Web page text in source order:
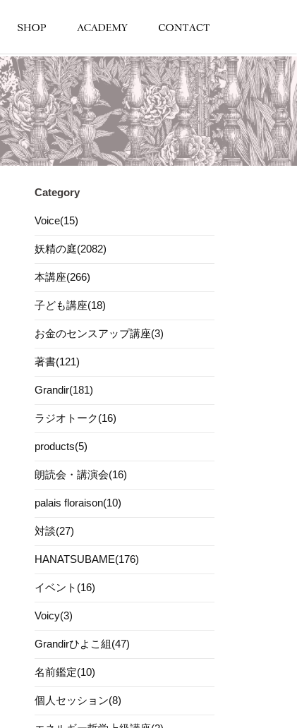
Category
Voice(15)
妖精の庭(2082)
本講座(266)
子ども講座(18)
お金のセンスアップ講座(3)
著書(121)
Grandir(181)
ラジオトーク(16)
products(5)
朗読会・講演会(16)
palais floraison(10)
対談(27)
HANATSUBAME(176)
イベント(16)
Voicy(3)
Grandirひよこ組(47)
名前鑑定(10)
個人セッション(8)